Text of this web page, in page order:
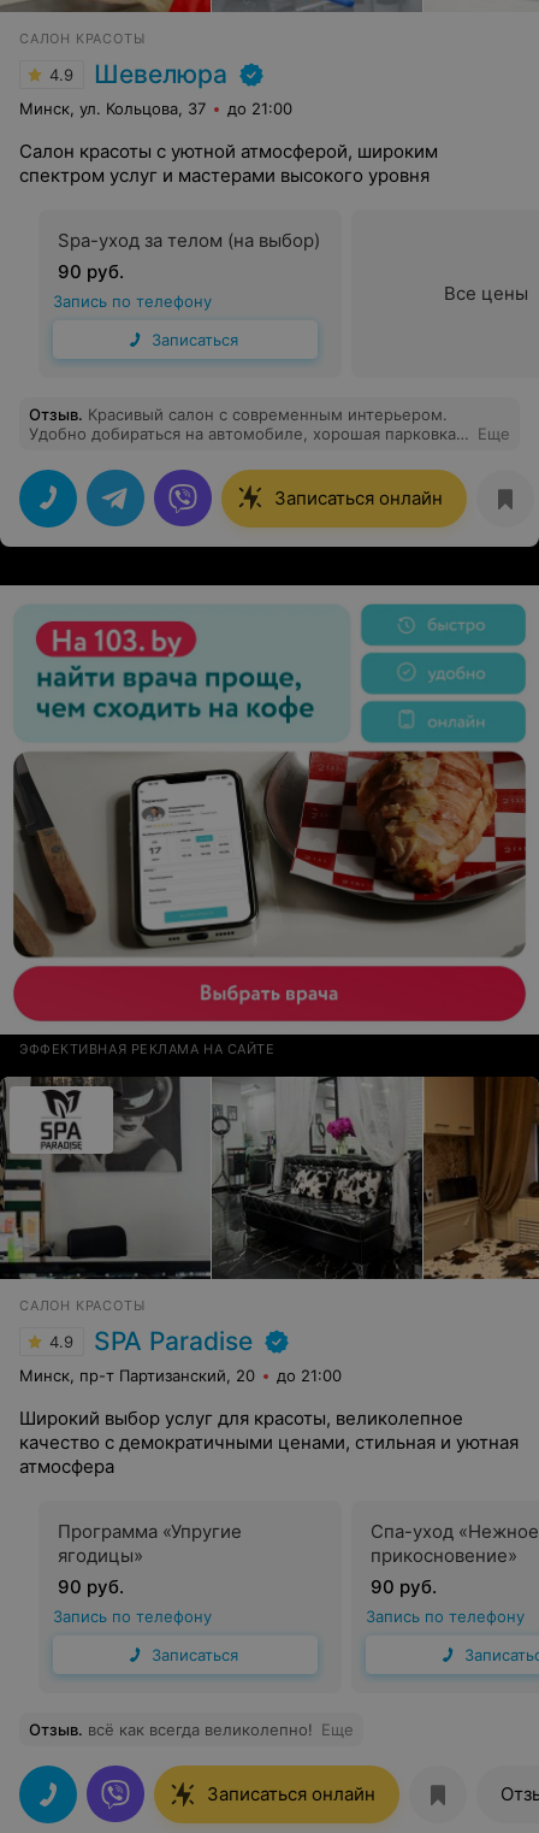
САЛОН КРАСОТЫ
4.9 Шевелюра
Минск, ул. Кольцова, 37 до 21:00
Салон красоты с уютной атмосферой, широким
спектром услуг и мастерами высокого уровня
Spa-уход за телом (на выбор)
90 руб.
Запись по телефону
Записаться
Все цены
Отзыв. Красивый салон с современным интерьером.
Удобно добираться на автомобиле, хорошая парковка.
безукоризненно. Очень коммуникабельна. Прошла
неделя после стрижки, волосы укладываются
прекрасно.
Еще
Записаться онлайн
ЭФФЕКТИВНАЯ РЕКЛАМА НА САЙТЕ
САЛОН КРАСОТЫ
4.9 SPA Paradise
Минск, пр-т Партизанский, 20 до 21:00
Широкий выбор услуг для красоты, великолепное
качество с демократичными ценами, стильная и уютная
атмосфера
Программа «Упругие
ягодицы»
90 руб.
Запись по телефону
Записаться
Спа-уход «Нежное
прикосновение»
90 руб.
Запись по телефону
Отзыв. всё как всегда великолепно! Еще
Записаться онлайн